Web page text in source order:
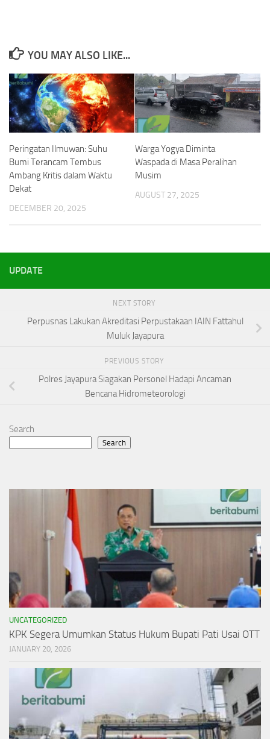
YOU MAY ALSO LIKE...
Peringatan Ilmuwan: Suhu
Bumi Terancam Tembus
Ambang Kritis dalam Waktu
Dekat
DECEMBER 20, 2025
Warga Yogya Diminta
Waspada di Masa Peralihan
Musim
AUGUST 27, 2025
UPDATE
NEXT STORY
Perpusnas Lakukan Akreditasi Perpustakaan IAIN Fattahul
Muluk Jayapura
PREVIOUS STORY
Polres Jayapura Siagakan Personel Hadapi Ancaman
Bencana Hidrometeorologi
Search
Search
UNCATEGORIZED
KPK Segera Umumkan Status Hukum Bupati Pati Usai OTT
JANUARY 20, 2026